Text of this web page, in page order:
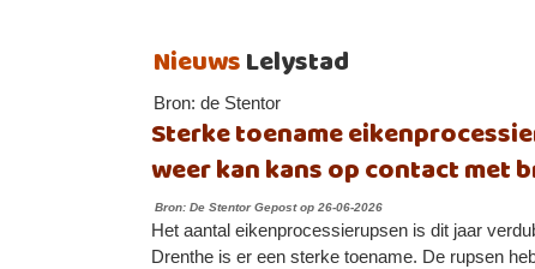
NieuwsLelystad
Bron: de Stentor
Sterke toename
weer kan kans op contact met
Bron: De Stentor Gepost op 26-06-2026
Het aantal eikenprocessierupsen is dit jaar
Drenthe is er een sterke toename. De rupsen